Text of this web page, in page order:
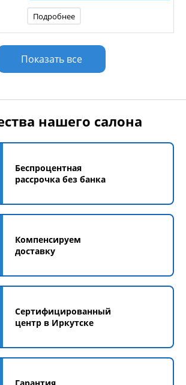
Подробнее
Показать все
нашего салона
Беспроцентная
рассрочка без банка
Компенсируем
доставку
Сертифицированный
центр в Иркутске